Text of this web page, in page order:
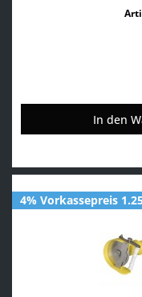
Endverbraucher
den
In den
4% Vorkassepreis